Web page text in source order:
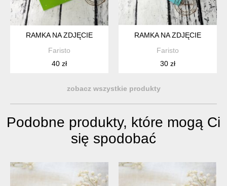
RAMKA NA ZDJĘCIE
Faristo
40 zł
RAMKA NA ZDJĘCIE
Faristo
30 zł
zobacz wszystkie produkty
Podobne produkty, które mogą Ci
się spodobać